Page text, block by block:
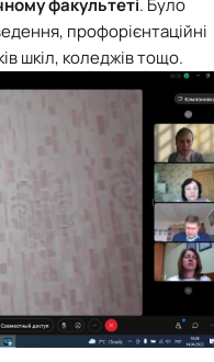
факультеті. Було
профорієнтаційні
шкіл, коледжів тощо.